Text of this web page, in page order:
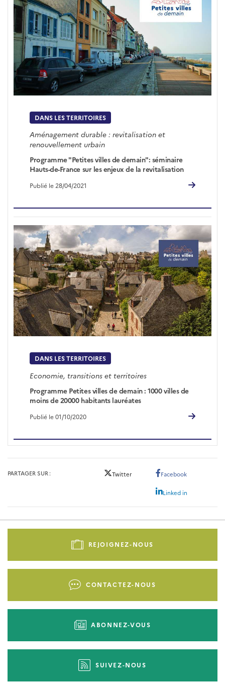
DANS LES TERRITOIRES
Aménagement durable : revitalisation et
renouvellement urbain
Programme "Petites villes de demain": séminaire
Hauts-de-France sur les enjeux de la revitalisation
Publié le 28/04/2021
DANS LES TERRITOIRES
Economie, transitions et territoires
Programme Petites villes de demain : 1000 villes de
moins de 20000 habitants lauréates
Publié le 01/10/2020
PARTAGER SUR Twitter Facebook
Linked in
Pied
-
REJOIGNEZ-NOUS
CONTACTEZ-NOUS
ABONNEZ-VOUS
SUIVEZ-NOUS